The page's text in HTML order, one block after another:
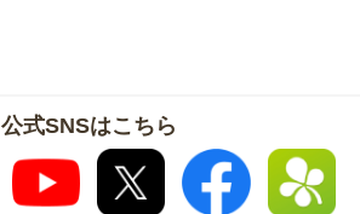
公式SNSはこちら